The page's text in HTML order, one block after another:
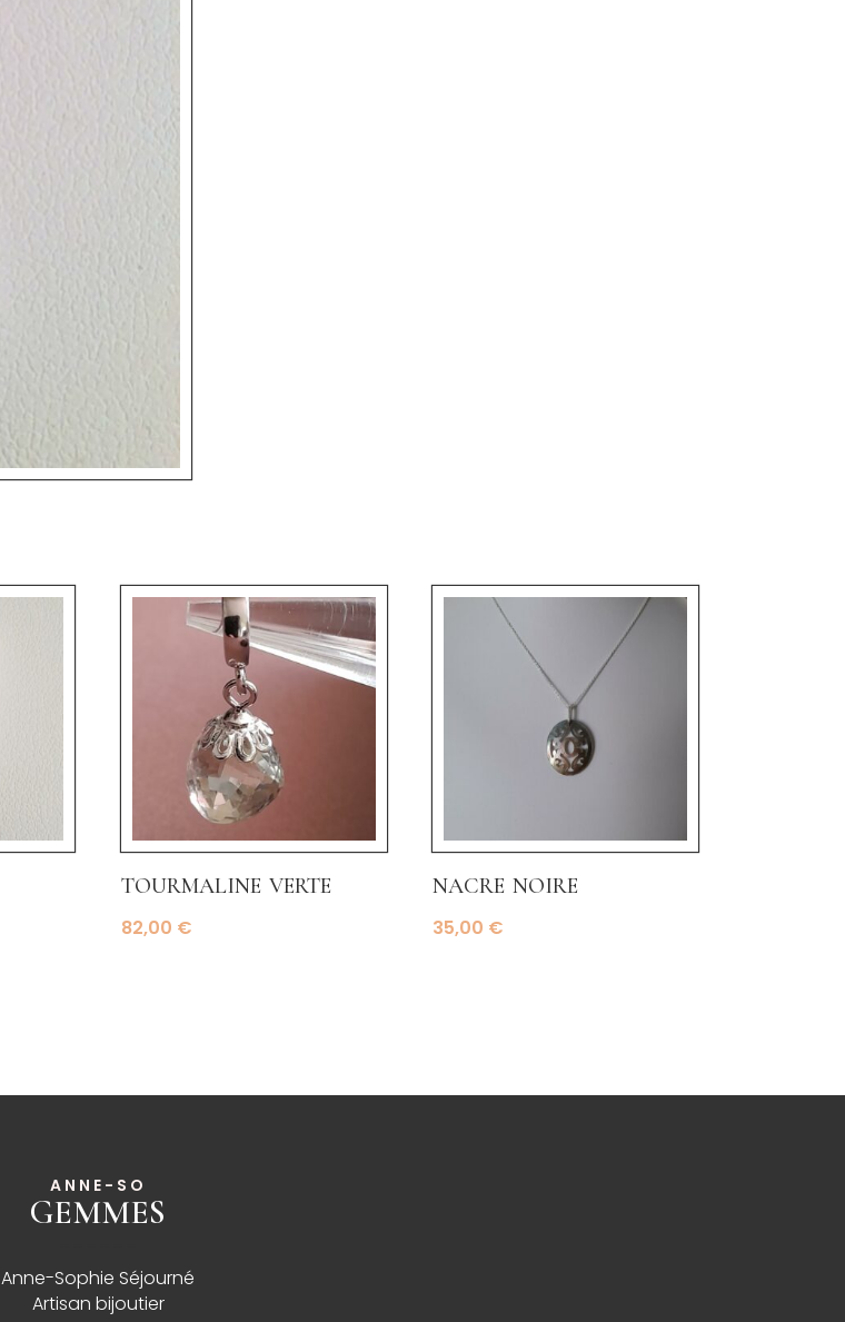
tourmaline verte
82,00 €
nacre noire
35,00 €
ANNE-SO
GEMMES
Anne-Sophie Séjourné
Artisan bijoutier